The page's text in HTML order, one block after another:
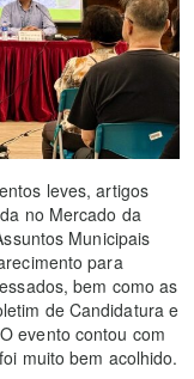
leves, artigos
no Mercado da
Municipais
para
bem como as
de Candidatura e
evento contou com
muito bem acolhido.